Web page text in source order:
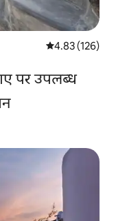
औसत रेटिंग 5 में से
4.83 (126)
पर उपलब्ध